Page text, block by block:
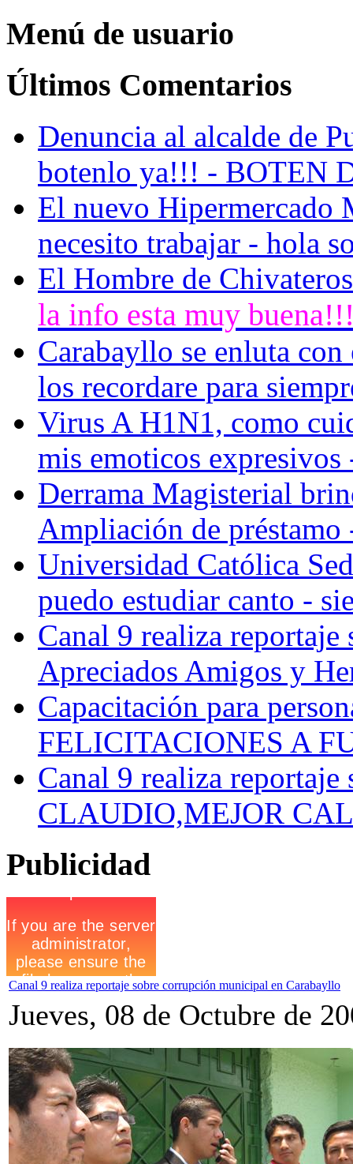
Menú de usuario
Últimos Comentarios
Denuncia al alcalde de
botenlo ya!!! - BOTEN
El nuevo Hipermercado
necesito trabajar - hola
El Hombre de
la info esta muy
Carabayllo se enluta
los recordare para
Virus A H1N1, como
mis emoticos expresivos
Derrama Magisterial
Ampliación de préstamo
Universidad Católica
puedo estudiar canto -
Canal 9 realiza
Apreciados Amigos y
Capacitación para
FELICITACIONES A
Canal 9 realiza
CLAUDIO,MEJOR
Publicidad
Canal 9 realiza reportaje sobre corrupción municipal en Carabayllo
Jueves, 08 de Octubre de